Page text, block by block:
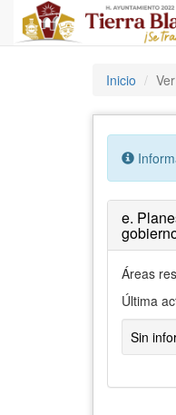
Inicio
Error:
e.
Áreas
Última
Sin